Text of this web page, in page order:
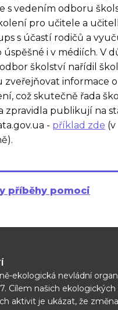
s vedením odboru
pro učitele a
s účastí rodičů a
úspěšné i v médiích. V
školství nařídil
zveřejňovat informace
což skutečně řada
zpravidla publikují na
- příklad zde (v
příběhy pomoci
ekologická nevládní
Cílem našich ekologických
aktivit je ukázat, že změna